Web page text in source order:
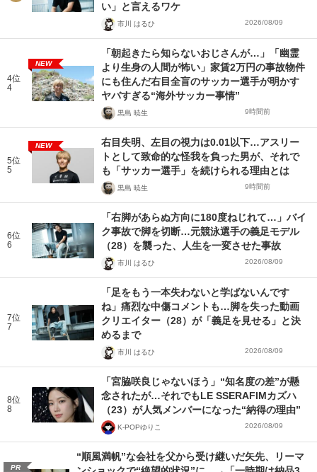
い」と言えるワケ
市川 はるひ 2026/08/09
4位
4
NEW
「朝起きたら知らないおじさんが…」「幽霊
より生身の人間が怖い」家賃2万円の事故物件
にも住んだ右目全盲のサッカー選手が明かす
ヤバすぎる“海外サッカー事情”
黒島 暁生 9時間前
5位
5
NEW
右目失明、左目の視力は0.01以下…アスリー
トとして致命的な怪我を負った男が、それで
も「サッカー選手」を続けられる理由とは
黒島 暁生 9時間前
6位
6
「右脚があらぬ方向に180度ねじれて…」バイ
ク事故で脚を切断…元競泳選手の義足モデル
（28）を襲った、人生を一変させた事故
市川 はるひ 2026/08/09
7位
7
「足をもう一本失わないと学ばないんです
ね」痛烈な中傷コメントも…脚を失った動画
クリエイター（28）が「義足を見せる」と決
めるまで
市川 はるひ 2026/08/09
8位
8
「宮脇咲良じゃないほう」“知名度の差”が懸
念されたが…それでもLE SSERAFIMカズハ
（23）が人気メンバーになった“納得の理由”
K-POPゆりこ 2026/08/09
PR
“順風満帆”な会社を父から受け継いだ矢先、リーマ